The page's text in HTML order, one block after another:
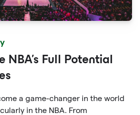
NBA's Full Potential
a game-changer in the world
in the NBA. From